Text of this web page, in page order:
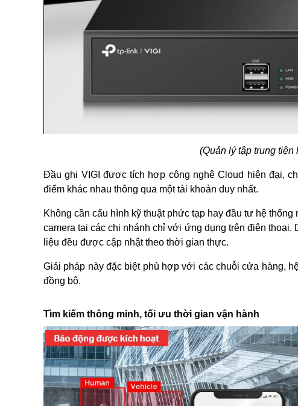
(Quản lý tập trung tiện
Đầu ghi VIGI được tích hợp công nghệ Cloud hiện đại,
điểm khác nhau thông qua một tài khoản duy nhất.
Không cần cấu hình kỹ thuật phức tạp hay đầu tư hệ
camera tại các chi nhánh chỉ với ứng dụng trên điện
liệu đều được cập nhật theo thời gian thực.
Giải pháp này đặc biệt phù hợp với các chuỗi cửa hàng,
đồng bộ.
Tìm kiếm thông minh, tối ưu thời gian vận hành